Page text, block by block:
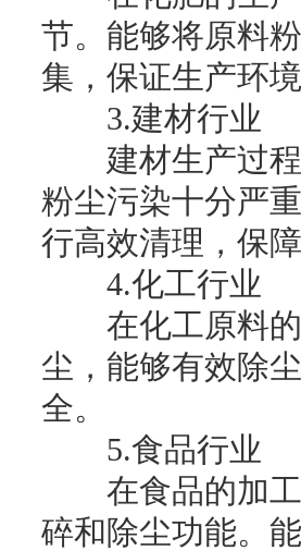
节。能够将原料
集，保证生产环境
3.建材行业
建材生产过程
粉尘污染十分严
行高效清理，保
4.化工行业
在化工原料的
尘，能够有效除
全。
5.食品行业
在食品的加工
碎和除尘功能。